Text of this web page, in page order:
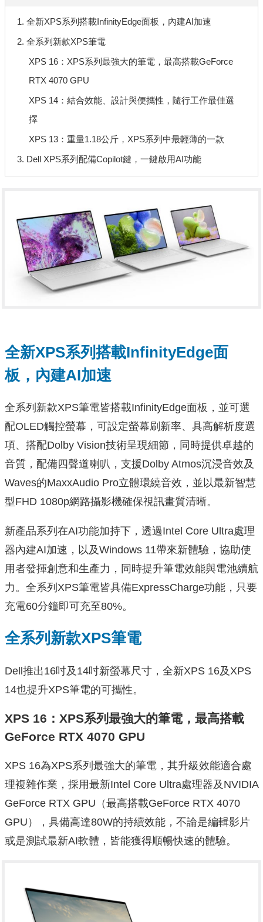
1. 全新XPS系列搭載InfinityEdge面板，內建AI加速
2. 全系列新款XPS筆電
XPS 16：XPS系列最強大的筆電，最高搭載GeForce
RTX 4070 GPU
XPS 14：結合效能、設計與便攜性，隨行工作最佳選
擇
XPS 13：重量1.18公斤，XPS系列中最輕薄的一款
3. Dell XPS系列配備Copilot鍵，一鍵啟用AI功能
全新XPS系列搭載InfinityEdge面
板，內建AI加速
全系列新款XPS筆電皆搭載InfinityEdge面板，並可選
配OLED觸控螢幕，可設定螢幕刷新率、具高解析度選
項、搭配Dolby Vision技術呈現細節，同時提供卓越的
音質，配備四聲道喇叭，支援Dolby Atmos沉浸音效及
Waves的MaxxAudio Pro立體環繞音效，並以最新智慧
型FHD 1080p網路攝影機確保視訊畫質清晰。
新產品系列在AI功能加持下，透過Intel Core Ultra處理
器內建AI加速，以及Windows 11帶來新體驗，協助使
用者發揮創意和生產力，同時提升筆電效能與電池續航
力。全系列XPS筆電皆具備ExpressCharge功能，只要
充電60分鐘即可充至80%。
全系列新款XPS筆電
Dell推出16吋及14吋新螢幕尺寸，全新XPS 16及XPS
14也提升XPS筆電的可攜性。
XPS 16：XPS系列最強大的筆電，最高搭載
GeForce RTX 4070 GPU
XPS 16為XPS系列最強大的筆電，其升級效能適合處
理複雜作業，採用最新Intel Core Ultra處理器及NVIDIA
GeForce RTX GPU（最高搭載GeForce RTX 4070
GPU），具備高達80W的持續效能，不論是編輯影片
或是測試最新AI軟體，皆能獲得順暢快速的體驗。